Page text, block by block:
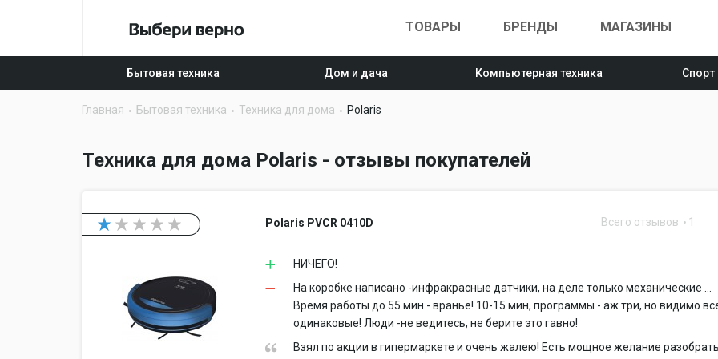
ТОВАРЫ БРЕНДЫ МАГАЗИНЫ
Бытовая техника Дом и дача Компьютерная техника Спорт
Главная Бытовая техника Техника для дома Polaris
Техника для дома Polaris - отзывы покупателей
Polaris PVCR 0410D Всего отзывов 1
НИЧЕГО!
На коробке написано -инфракрасные датчики, на деле только механические ...
Время работы до 55 мин - вранье! 10-15 мин, программы - аж три, но видимо
одинаковые! Люди -не ведитесь, не берите это гавно!
Взял по акции в гипермаркете и очень жалею! Есть мощное желание